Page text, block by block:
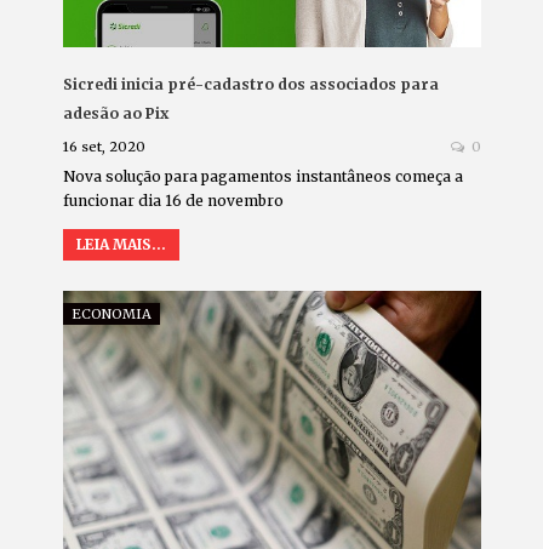
Sicredi inicia pré-cadastro dos associados para
adesão ao Pix
16 set, 2020 0
Nova solução para pagamentos instantâneos começa a
funcionar dia 16 de novembro
LEIA MAIS...
ECONOMIA